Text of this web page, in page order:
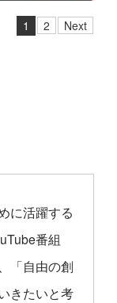
1 2 Next
に活躍する
番組
「自由の創
きたいと考